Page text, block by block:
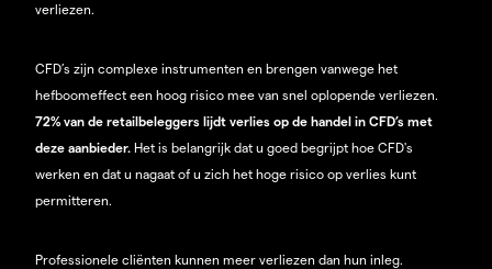
verliezen.
CFD’s zijn complexe instrumenten en brengen vanwege het
hefboomeffect een hoog risico mee van snel oplopende verliezen.
72% van de retailbeleggers lijdt verlies op de handel in CFD’s met
deze aanbieder. Het is belangrijk dat u goed begrijpt hoe CFD's
werken en dat u nagaat of u zich het hoge risico op verlies kunt
permitteren.
Professionele cliënten kunnen meer verliezen dan hun inleg.